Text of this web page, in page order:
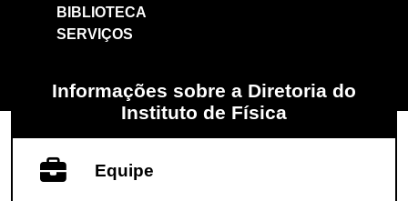
BIBLIOTECA
SERVIÇOS
Informações sobre a Diretoria do
Instituto de Física
Equipe